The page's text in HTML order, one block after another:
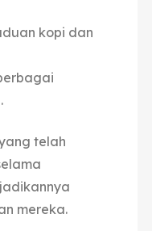
kopi dan
telah
mereka.